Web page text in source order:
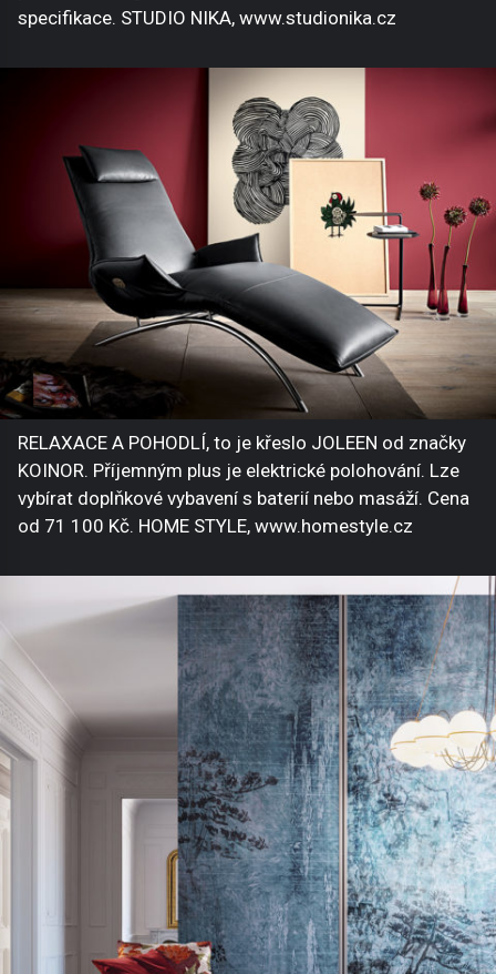
specifikace. STUDIO NIKA, www.studionika.cz
RELAXACE A POHODLÍ, to je křeslo JOLEEN od značky
KOINOR. Příjemným plus je elektrické polohování. Lze
vybírat doplňkové vybavení s baterií nebo masáží. Cena
od 71 100 Kč. HOME STYLE, www.homestyle.cz